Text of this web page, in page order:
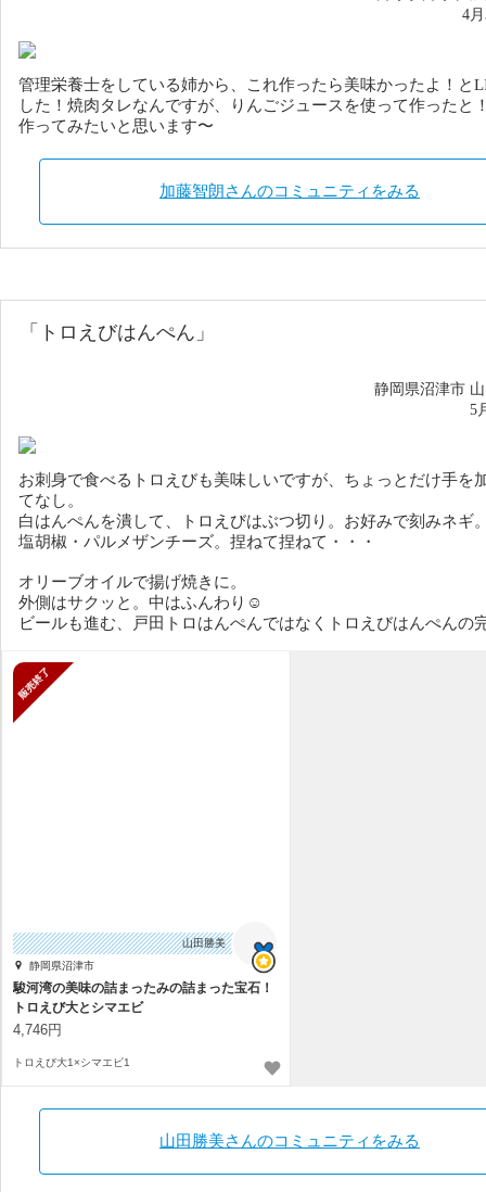
4
管理栄養士をしている姉から、これ作ったら美味かったよ！と
した！焼肉タレなんですが、りんごジュースを使って作ったと
作ってみたいと思います〜
加藤智朗さんのコミュニティをみる
「トロえびはんぺん」
静岡県沼津市
5
お刺身で食べるトロえびも美味しいですが、ちょっとだけ手を
てなし。
白はんぺんを潰して、トロえびはぶつ切り。お好みで刻みネギ
塩胡椒・パルメザンチーズ。捏ねて捏ねて・・・
オリーブオイルで揚げ焼きに。
外側はサクッと。中はふんわり☺️
ビールも進む、戸田トロはんぺんではなくトロえびはんぺんの
山田勝美
静岡県沼津市
駿河湾の美味の詰まったみの詰まった宝石！
トロえび大とシマエビ
4,746円
トロえび大1×シマエビ1
山田勝美さんのコミュニティをみる